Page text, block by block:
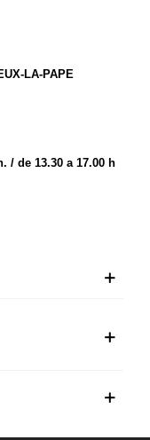
LA-PAPE
/ de 13.30 a 17.00 h